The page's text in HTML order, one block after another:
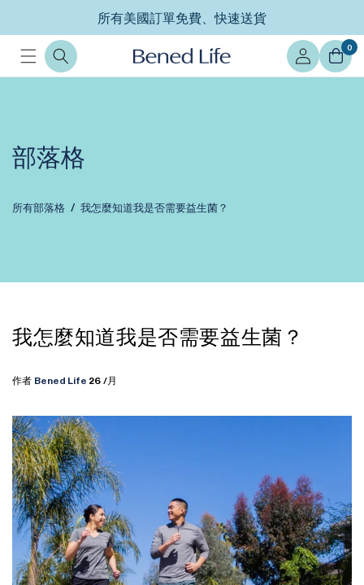
所有美國訂單免費、快速送貨
登
入
0
部落格
所有部落格 我怎麼知道我是否需要益生菌？
我怎麼知道我是否需要益生菌？
作者 Bened Life 26 /月